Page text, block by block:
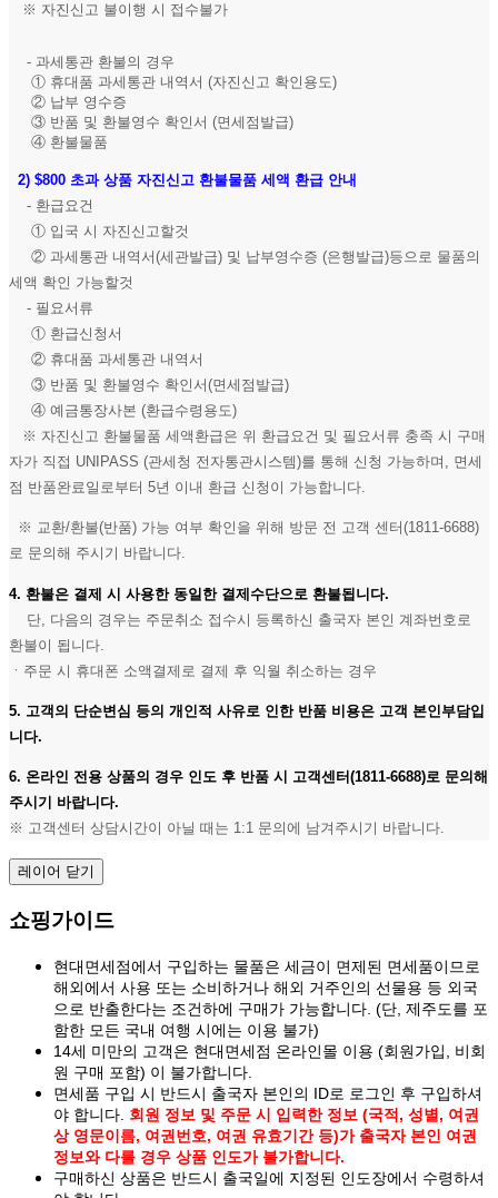
※ 자진신고 불이행 시 접수불가
- 과세통관 환불의 경우
① 휴대품 과세통관 내역서 (자진신고 확인용도)
② 납부 영수증
③ 반품 및 환불영수 확인서 (면세점발급)
④ 환불물품
2) $800 초과 상품 자진신고 환불물품 세액 환급 안내
- 환급요건
① 입국 시 자진신고할것
② 과세통관 내역서(세관발급) 및 납부영수증 (은행발급)등으로 물품의
세액 확인 가능할것
- 필요서류
① 환급신청서
② 휴대품 과세통관 내역서
③ 반품 및 환불영수 확인서(면세점발급)
④ 예금통장사본 (환급수령용도)
※ 자진신고 환불물품 세액환급은 위 환급요건 및 필요서류 충족 시 구매
자가 직접 UNIPASS (관세청 전자통관시스템)를 통해 신청 가능하며, 면세
점 반품완료일로부터 5년 이내 환급 신청이 가능합니다.
※ 교환/환불(반품) 가능 여부 확인을 위해 방문 전 고객 센터(1811-6688)
로 문의해 주시기 바랍니다.
4. 환불은 결제 시 사용한 동일한 결제수단으로 환불됩니다.
단, 다음의 경우는 주문취소 접수시 등록하신 출국자 본인 계좌번호로
환불이 됩니다.
ㆍ주문 시 휴대폰 소액결제로 결제 후 익월 취소하는 경우
5. 고객의 단순변심 등의 개인적 사유로 인한 반품 비용은 고객 본인부담입
니다.
6. 온라인 전용 상품의 경우 인도 후 반품 시 고객센터(1811-6688)로 문의해
주시기 바랍니다.
※ 고객센터 상담시간이 아닐 때는 1:1 문의에 남겨주시기 바랍니다.
레이어 닫기
쇼핑가이드
현대면세점에서 구입하는 물품은 세금이 면제된 면세품이므로
해외에서 사용 또는 소비하거나 해외 거주인의 선물용 등 외국
으로 반출한다는 조건하에 구매가 가능합니다. (단, 제주도를 포
함한 모든 국내 여행 시에는 이용 불가)
14세 미만의 고객은 현대면세점 온라인몰 이용 (회원가입, 비회
원 구매 포함) 이 불가합니다.
면세품 구입 시 반드시 출국자 본인의 ID로 로그인 후 구입하셔
야 합니다. 회원 정보 및 주문 시 입력한 정보 (국적, 성별, 여권
상 영문이름, 여권번호, 여권 유효기간 등)가 출국자 본인 여권
정보와 다를 경우 상품 인도가 불가합니다.
구매하신 상품은 반드시 출국일에 지정된 인도장에서 수령하셔